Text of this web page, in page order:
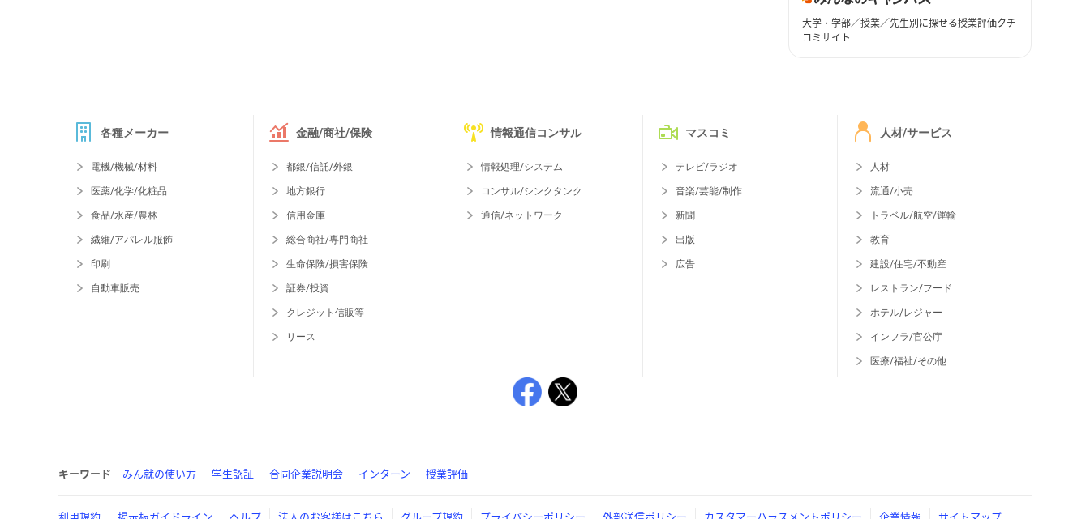
大学・学部／授業／先生別に探せる授業評価クチ
コミサイト
各種メーカー
電機/機械/材料
医薬/化学/化粧品
食品/水産/農林
繊維/アパレル服飾
印刷
自動車販売
金融/商社/保険
都銀/信託/外銀
地方銀行
信用金庫
総合商社/専門商社
生命保険/損害保険
証券/投資
クレジット信販等
リース
情報通信コンサル
情報処理/システム
コンサル/シンクタンク
通信/ネットワーク
マスコミ
テレビ/ラジオ
音楽/芸能/制作
新聞
出版
広告
人材/サービス
人材
流通/小売
トラベル/航空/運輸
教育
建設/住宅/不動産
レストラン/フード
ホテル/レジャー
インフラ/官公庁
医療/福祉/その他
キーワード みん就の使い方 学生認証 合同企業説明会 インターン 授業評価